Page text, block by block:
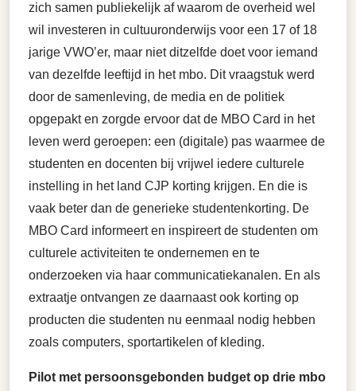
zich samen publiekelijk af waarom de overheid wel
wil investeren in cultuuronderwijs voor een 17 of 18
jarige VWO’er, maar niet ditzelfde doet voor iemand
van dezelfde leeftijd in het mbo. Dit vraagstuk werd
door de samenleving, de media en de politiek
opgepakt en zorgde ervoor dat de MBO Card in het
leven werd geroepen: een (digitale) pas waarmee de
studenten en docenten bij vrijwel iedere culturele
instelling in het land CJP korting krijgen. En die is
vaak beter dan de generieke studentenkorting. De
MBO Card informeert en inspireert de studenten om
culturele activiteiten te ondernemen en te
onderzoeken via haar communicatiekanalen. En als
extraatje ontvangen ze daarnaast ook korting op
producten die studenten nu eenmaal nodig hebben
zoals computers, sportartikelen of kleding.
Pilot met persoonsgebonden budget op drie mbo